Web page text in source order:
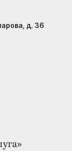
д. 36